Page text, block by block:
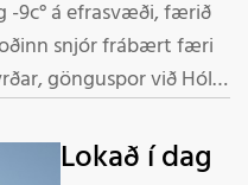
-9c° á efrasvæði, færið
snjór frábært færi
gönguspor við Hól
Lokað í dag